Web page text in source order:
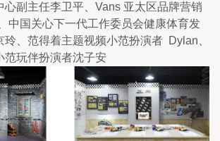
副主任李卫平、Vans 亚太区品牌营销
中国关心下一代工作委员会健康体育发
、范得着主题视频小范扮演者  Dylan、
范玩伴扮演者沈子安